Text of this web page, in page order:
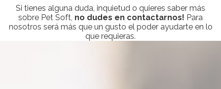
Si tienes alguna duda, inquietud o quieres saber más
sobre Pet Soft, no dudes en contactarnos! Para
nosotros será más que un gusto el poder ayudarte en lo
que requieras.